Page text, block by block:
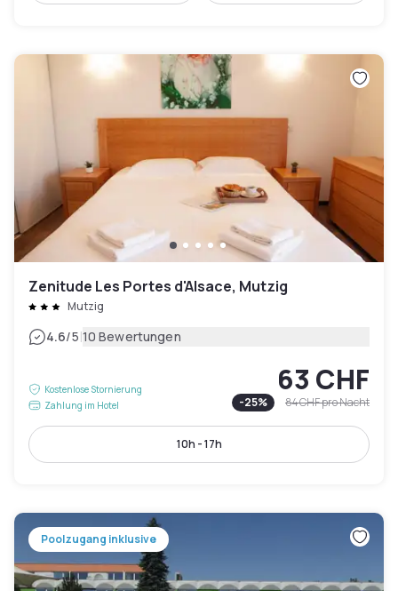
Zenitude Les Portes d'Alsace, Mutzig
Mutzig
4.6/5|10 Bewertungen
Kostenlose Stornierung
Zahlung im Hotel
63 CHF
-25% 84 CHFpro Nacht
10h - 17h
Poolzugang inklusive